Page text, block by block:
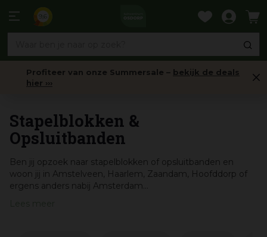
naar
Profiteer van onze Summersale – bekijk de deals
hier ›››
Stapelblokken &
Opsluitbanden
Ben jij opzoek naar stapelblokken of opsluitbanden en
woon jij in Amstelveen, Haarlem, Zaandam, Hoofddorp of
ergens anders nabij Amsterdam...